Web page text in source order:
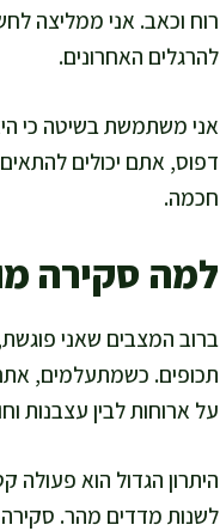
רוח וכאב. אני ממליצה
להרגלים האחרונים.
אני משתמשת בשיטה כי
דפוס, אתם יכולים
חכמה.
למה סקירה
ברוב המצבים שאני
תכופים. כשמתעלמים,
על ארוחות לבין עצבנות
היתרון הגדול הוא פעולה
לשנות מדדים מהר.